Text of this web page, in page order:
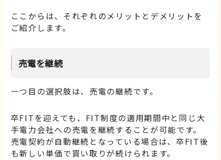
ここからは、それぞれのメリットとデメリットを
ご紹介します。
売電を継続
一つ目の選択肢は、売電の継続です。
卒FITを迎えても、FIT制度の適用期間中と同じ大
手電力会社への売電を継続することが可能です。
売電契約が自動継続となっている場合は、卒FIT後
も新しい単価で買い取りが続けられます。